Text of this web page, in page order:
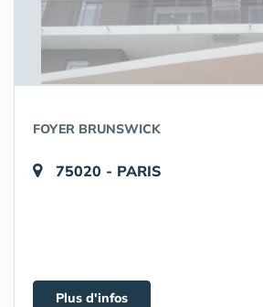
FOYER BRUNSWICK
75020 - PARIS
Plus d'infos